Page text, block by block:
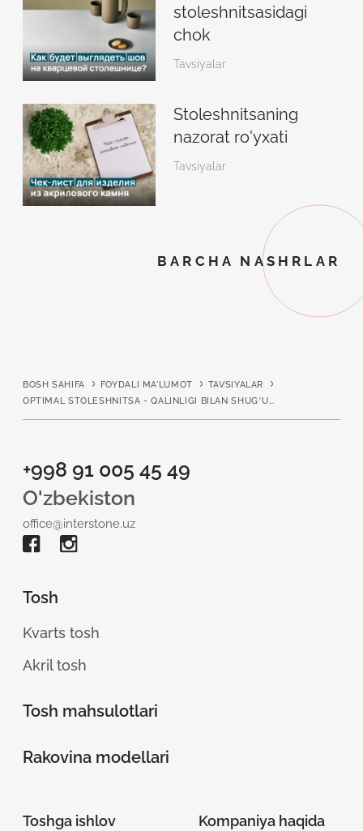
stoleshnitsasidagi
chok
Tavsiyalar
Stoleshnitsaning
nazorat ro'yxati
Tavsiyalar
BARCHA NASHRLAR
BOSH SAHIFA FOYDALI MA'LUMOT
TAVSIYALAR
OPTIMAL STOLESHNITSA - QALINLIGI BILAN SHUG’ULLANAMIZ
+998 91 005 45 49
O'zbekiston
office@interstone.uz
Tosh
Kvarts tosh
Akril tosh
Tosh mahsulotlari
Rakovina modellari
Toshga ishlov
Kompaniya haqida